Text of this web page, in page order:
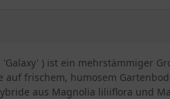
) ist ein mehrstämmiger
frischem, humosem
aus Magnolia liliiflora und